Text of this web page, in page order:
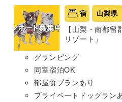
宿 山梨県
【山梨・南都留
リゾート」
グランピング
同室宿泊OK
部屋食プランあり
プライベートドッグラン